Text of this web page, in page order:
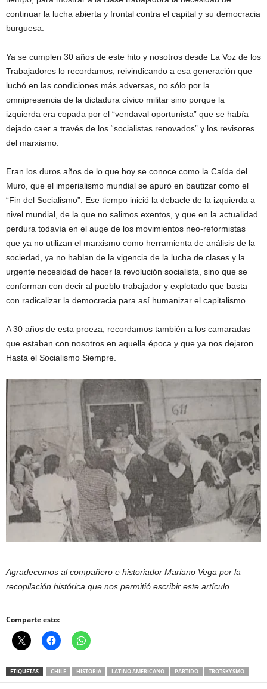
continuar la lucha abierta y frontal contra el capital y su democracia
burguesa.
Ya se cumplen 30 años de este hito y nosotros desde La Voz de los
Trabajadores lo recordamos, reivindicando a esa generación que
luchó en las condiciones más adversas, no sólo por la
omnipresencia de la dictadura cívico militar sino porque la
izquierda era copada por el “vendaval oportunista” que se había
dejado caer a través de los “socialistas renovados” y los revisores
del marxismo.
Eran los duros años de lo que hoy se conoce como la Caída del
Muro, que el imperialismo mundial se apuró en bautizar como el
“Fin del Socialismo”. Ese tiempo inició la debacle de la izquierda a
nivel mundial, de la que no salimos exentos, y que en la actualidad
perdura todavía en el auge de los movimientos neo-reformistas
que ya no utilizan el marxismo como herramienta de análisis de la
sociedad, ya no hablan de la vigencia de la lucha de clases y la
urgente necesidad de hacer la revolución socialista, sino que se
conforman con decir al pueblo trabajador y explotado que basta
con radicalizar la democracia para así humanizar el capitalismo.
A 30 años de esta proeza, recordamos también a los camaradas
que estaban con nosotros en aquella época y que ya nos dejaron.
Hasta el Socialismo Siempre.
Agradecemos al compañero e historiador Mariano Vega por la
recopilación histórica que nos permitió escribir este artículo.
Comparte esto:
ETIQUETAS CHILE HISTORIA LATINO AMERICANO PARTIDO TROTSKYSMO